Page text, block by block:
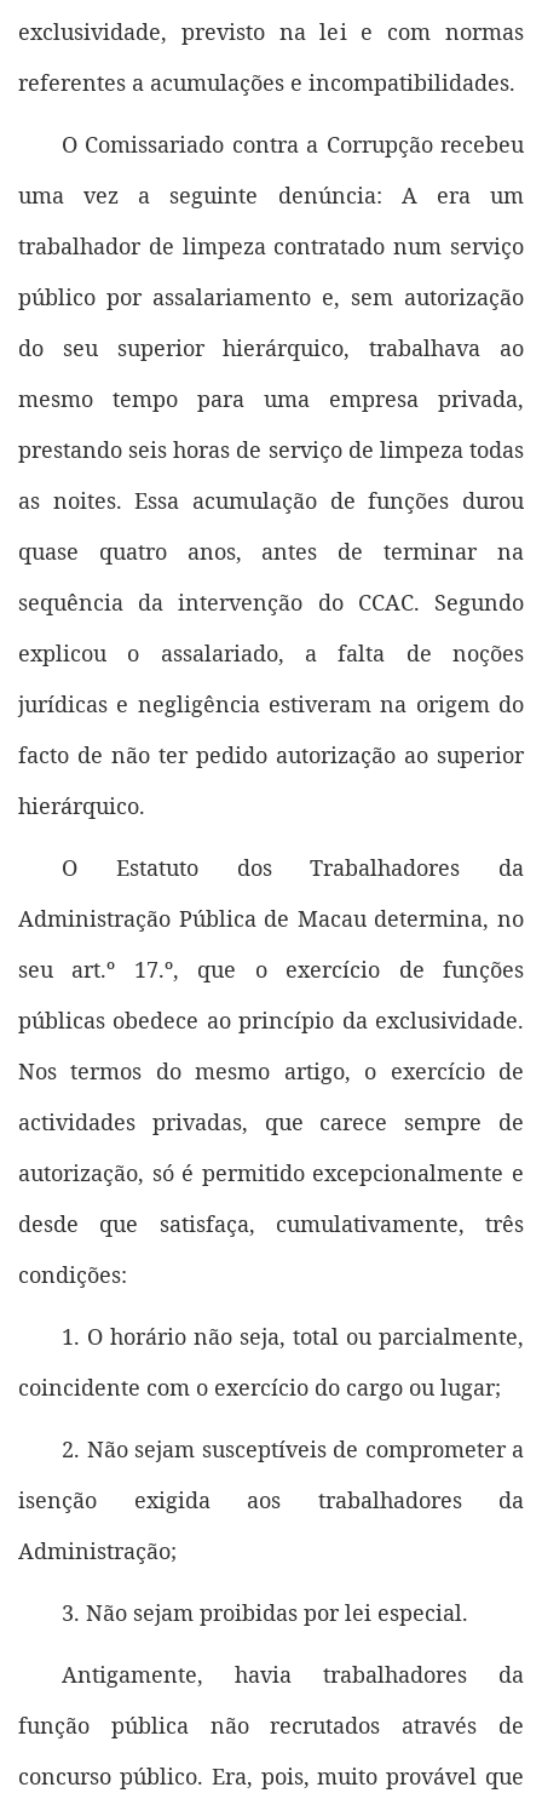
exclusividade, previsto na lei e com normas
referentes a acumulações e incompatibilidades.
O Comissariado contra a Corrupção recebeu
uma vez a seguinte denúncia: A era um
trabalhador de limpeza contratado num serviço
público por assalariamento e, sem autorização
do seu superior hierárquico, trabalhava ao
mesmo tempo para uma empresa privada,
prestando seis horas de serviço de limpeza todas
as noites. Essa acumulação de funções durou
quase quatro anos, antes de terminar na
sequência da intervenção do CCAC. Segundo
explicou o assalariado, a falta de noções
jurídicas e negligência estiveram na origem do
facto de não ter pedido autorização ao superior
hierárquico.
O Estatuto dos Trabalhadores da
Administração Pública de Macau determina, no
seu art.º 17.º, que o exercício de funções
públicas obedece ao princípio da exclusividade.
Nos termos do mesmo artigo, o exercício de
actividades privadas, que carece sempre de
autorização, só é permitido excepcionalmente e
desde que satisfaça, cumulativamente, três
condições:
1. O horário não seja, total ou parcialmente,
coincidente com o exercício do cargo ou lugar;
2. Não sejam susceptíveis de comprometer a
isenção exigida aos trabalhadores da
Administração;
3. Não sejam proibidas por lei especial.
Antigamente, havia trabalhadores da
função pública não recrutados através de
concurso público. Era, pois, muito provável que